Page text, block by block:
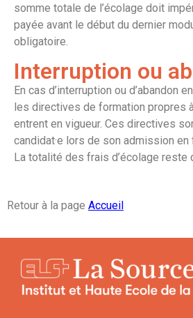
somme totale de l’écolage doit
payée avant le début du dernier
obligatoire.
Interruption ou
En cas d’interruption ou d’abandon
les directives de formation propres
entrent en vigueur. Ces directives
candidat·e lors de son admission
La totalité des frais d’écolage reste
Retour à la page Accueil